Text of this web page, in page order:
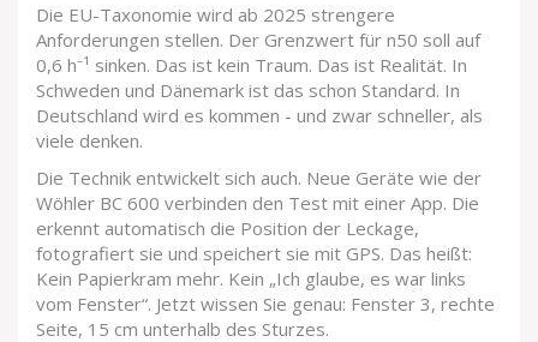
Die EU-Taxonomie wird ab 2025 strengere
Anforderungen stellen. Der Grenzwert für n50 soll auf
0,6 h⁻¹ sinken. Das ist kein Traum. Das ist Realität. In
Schweden und Dänemark ist das schon Standard. In
Deutschland wird es kommen - und zwar schneller, als
viele denken.
Die Technik entwickelt sich auch. Neue Geräte wie der
Wöhler BC 600 verbinden den Test mit einer App. Die
erkennt automatisch die Position der Leckage,
fotografiert sie und speichert sie mit GPS. Das heißt:
Kein Papierkram mehr. Kein „Ich glaube, es war links
vom Fenster“. Jetzt wissen Sie genau: Fenster 3, rechte
Seite, 15 cm unterhalb des Sturzes.